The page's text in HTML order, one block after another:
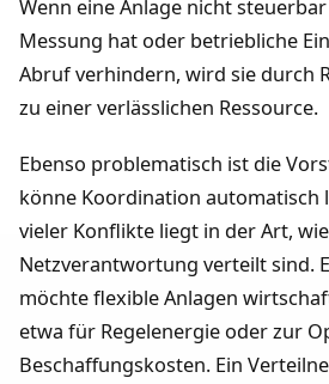
Wenn eine Anlage nicht
Messung hat oder betriebliche
Abruf verhindern, wird sie durch
zu einer verlässlichen Ressource.
Ebenso problematisch ist die
könne Koordination automatisch
vieler Konflikte liegt in der Art,
Netzverantwortung verteilt sind.
möchte flexible Anlagen
etwa für Regelenergie oder zur
Beschaffungskosten. Ein